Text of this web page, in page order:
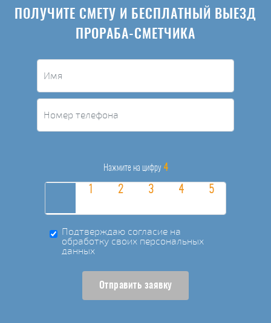
ПОЛУЧИТЕ СМЕТУ И БЕСПЛАТНЫЙ ВЫЕЗД
ПРОРАБА-СМЕТЧИКА
Нажмите на цифру 4
Подтверждаю согласие на
обработку своих персональных
данных
Отправить заявку